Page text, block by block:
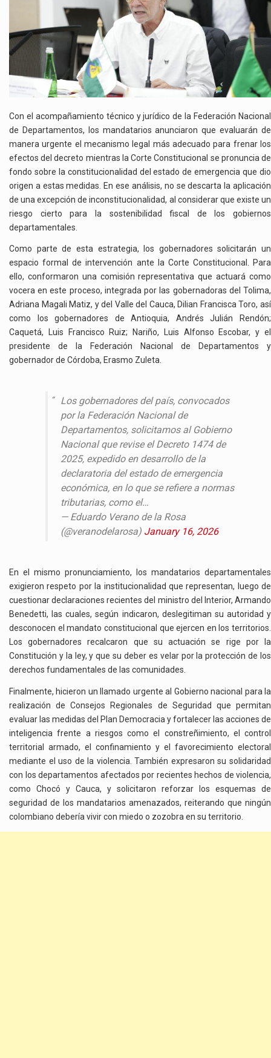
Con el acompañamiento técnico y jurídico de la Federación Nacional
de Departamentos, los mandatarios anunciaron que evaluarán de
manera urgente el mecanismo legal más adecuado para frenar los
efectos del decreto mientras la Corte Constitucional se pronuncia de
fondo sobre la constitucionalidad del estado de emergencia que dio
origen a estas medidas. En ese análisis, no se descarta la aplicación
de una excepción de inconstitucionalidad, al considerar que existe un
riesgo cierto para la sostenibilidad fiscal de los gobiernos
departamentales.
Como parte de esta estrategia, los gobernadores solicitarán un
espacio formal de intervención ante la Corte Constitucional. Para
ello, conformaron una comisión representativa que actuará como
vocera en este proceso, integrada por las gobernadoras del Tolima,
Adriana Magali Matiz, y del Valle del Cauca, Dilian Francisca Toro, así
como los gobernadores de Antioquia, Andrés Julián Rendón;
Caquetá, Luis Francisco Ruiz; Nariño, Luis Alfonso Escobar, y el
presidente de la Federación Nacional de Departamentos y
gobernador de Córdoba, Erasmo Zuleta.
Los gobernadores del país, convocados
por la Federación Nacional de
Departamentos, solicitamos al Gobierno
Nacional que revise el Decreto 1474 de
2025, expedido en desarrollo de la
declaratoria del estado de emergencia
económica, en lo que se refiere a normas
tributarias, como el…
— Eduardo Verano de la Rosa
(@veranodelarosa) January 16, 2026
En el mismo pronunciamiento, los mandatarios departamentales
exigieron respeto por la institucionalidad que representan, luego de
cuestionar declaraciones recientes del ministro del Interior, Armando
Benedetti, las cuales, según indicaron, deslegitiman su autoridad y
desconocen el mandato constitucional que ejercen en los territorios.
Los gobernadores recalcaron que su actuación se rige por la
Constitución y la ley, y que su deber es velar por la protección de los
derechos fundamentales de las comunidades.
Finalmente, hicieron un llamado urgente al Gobierno nacional para la
realización de Consejos Regionales de Seguridad que permitan
evaluar las medidas del Plan Democracia y fortalecer las acciones de
inteligencia frente a riesgos como el constreñimiento, el control
territorial armado, el confinamiento y el favorecimiento electoral
mediante el uso de la violencia. También expresaron su solidaridad
con los departamentos afectados por recientes hechos de violencia,
como Chocó y Cauca, y solicitaron reforzar los esquemas de
seguridad de los mandatarios amenazados, reiterando que ningún
colombiano debería vivir con miedo o zozobra en su territorio.